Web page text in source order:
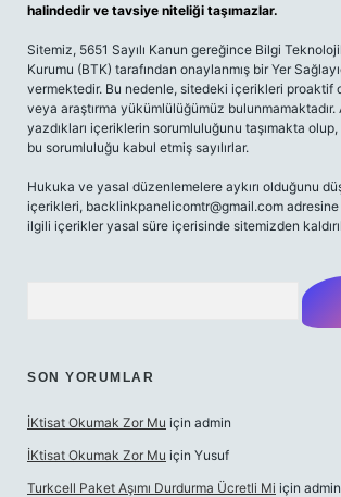
halindedir ve tavsiye niteliği taşımazlar.
Sitemiz, 5651 Sayılı Kanun gereğince Bilgi
Kurumu (BTK) tarafından onaylanmış bir Yer
vermektedir. Bu nedenle, sitedeki içerikleri proaktif
veya araştırma yükümlülüğümüz
yazdıkları içeriklerin sorumluluğunu taşımakta
bu sorumluluğu kabul etmiş sayılırlar.
Hukuka ve yasal düzenlemelere aykırı olduğunu
içerikleri, backlinkpanelicomtr@gmail.com
ilgili içerikler yasal süre içerisinde sitemizden
SON YORUMLAR
İKtisat Okumak Zor Mu için admin
İKtisat Okumak Zor Mu için Yusuf
Turkcell Paket Aşımı Durdurma Ücretli Mi için admin